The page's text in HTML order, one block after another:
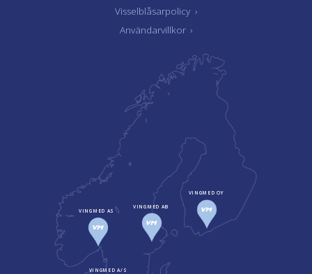
Visselblåsarpolicy ›
Användarvillkor ›
VINGMED A/S
VINGMED AS
VINGMED AB
VINGMED OY